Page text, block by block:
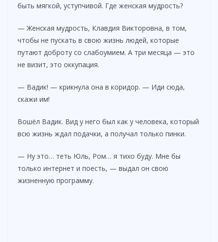
быть мягкой, уступчивой. Где женская мудрость?
— Женская мудрость, Клавдия Викторовна, в том,
чтобы не пускать в свою жизнь людей, которые
путают доброту со слабоумием. А три месяца — это
не визит, это оккупация.
— Вадик! — крикнула она в коридор. — Иди сюда,
скажи им!
Вошёл Вадик. Вид у него был как у человека, который
всю жизнь ждал подачки, а получал только пинки.
— Ну это… теть Юль, Ром… я тихо буду. Мне бы
только интернет и поесть, — выдал он свою
жизненную программу.